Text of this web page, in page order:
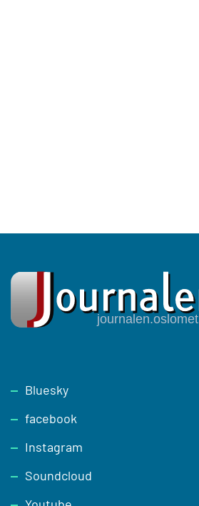
Footer
Bluesky
facebook
Instagram
Soundcloud